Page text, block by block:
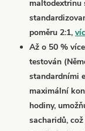
maltodextrinu
poměru 2:1,
Až o 50 %
testován
standardními
maximální
hodiny,
sacharidů,